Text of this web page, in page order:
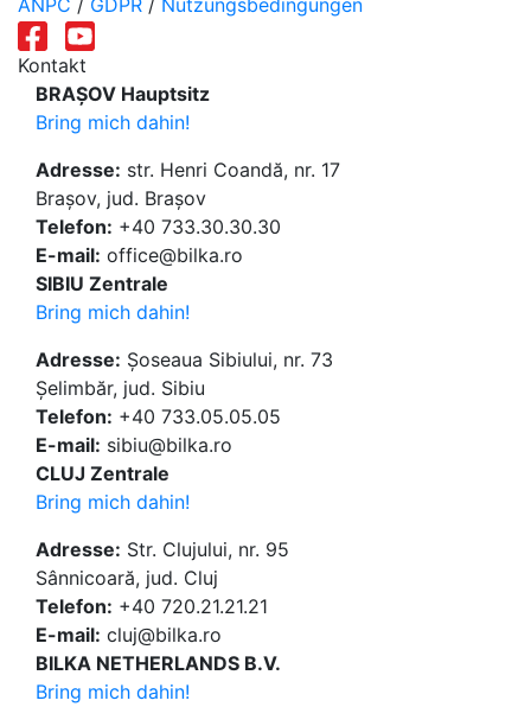
ANPC / GDPR / Nutzungsbedingungen
Kontakt
BRAȘOV Hauptsitz
Bring mich dahin!
Adresse: str. Henri Coandă, nr. 17
Brașov, jud. Brașov
Telefon: +40 733.30.30.30
E-mail: office@bilka.ro
SIBIU Zentrale
Bring mich dahin!
Adresse: Șoseaua Sibiului, nr. 73
Șelimbăr, jud. Sibiu
Telefon: +40 733.05.05.05
E-mail: sibiu@bilka.ro
CLUJ Zentrale
Bring mich dahin!
Adresse: Str. Clujului, nr. 95
Sânnicoară, jud. Cluj
Telefon: +40 720.21.21.21
E-mail: cluj@bilka.ro
BILKA NETHERLANDS B.V.
Bring mich dahin!